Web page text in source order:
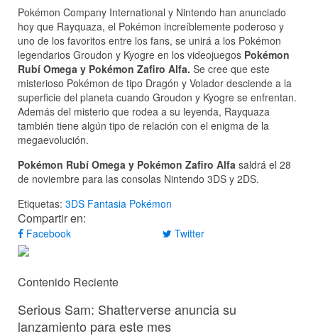
Pokémon Company International y Nintendo han anunciado
hoy que Rayquaza, el Pokémon increíblemente poderoso y
uno de los favoritos entre los fans, se unirá a los Pokémon
legendarios Groudon y Kyogre en los videojuegos Pokémon
Rubí Omega y Pokémon Zafiro Alfa. Se cree que este
misterioso Pokémon de tipo Dragón y Volador desciende a la
superficie del planeta cuando Groudon y Kyogre se enfrentan.
Además del misterio que rodea a su leyenda, Rayquaza
también tiene algún tipo de relación con el enigma de la
megaevolución.
Pokémon Rubí Omega y Pokémon Zafiro Alfa saldrá el 28
de noviembre para las consolas Nintendo 3DS y 2DS.
Etiquetas: 3DS Fantasia Pokémon
Compartir en:
Facebook Twitter
Contenido Reciente
Serious Sam: Shatterverse anuncia su
lanzamiento para este mes